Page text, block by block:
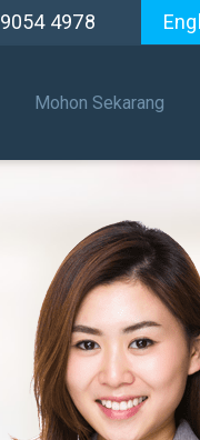
4978
Mohon Sekarang